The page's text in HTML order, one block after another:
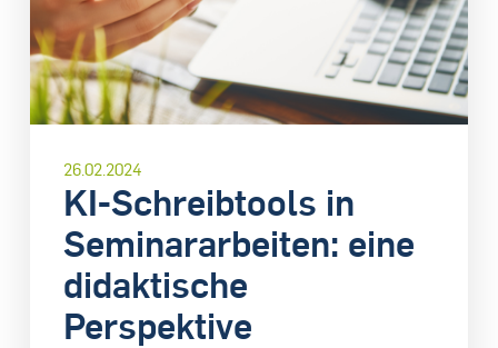
26.02.2024
KI-Schreibtools in
Seminararbeiten: eine
didaktische
Perspektive